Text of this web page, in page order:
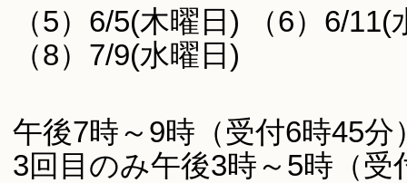
（5）6/5(木曜日) （6）6/
（8）7/9(水曜日)
午後7時～9時（受付6時45分
3回目のみ午後3時～5時（受